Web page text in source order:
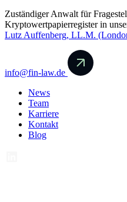
Zuständiger Anwalt für
Kryptowertpapierregister in
Lutz Auffenberg, LL.M.
info@fin-law.de
News
Team
Karriere
Kontakt
Blog